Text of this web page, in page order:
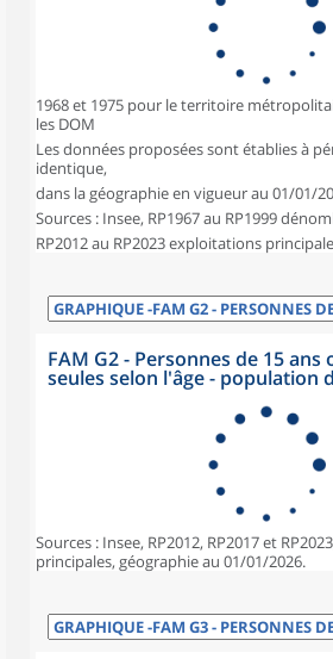
1968 et 1975 pour le territoire
les DOM
Les données proposées sont établies à
identique,
dans la géographie en vigueur au 01/01/
Sources : Insee, RP1967 au RP1999
RP2012 au RP2023 exploitations
FAM G2 - Personnes de 15
seules selon l'âge - population
Sources : Insee, RP2012, RP2017 et
principales, géographie au 01/01/2026.